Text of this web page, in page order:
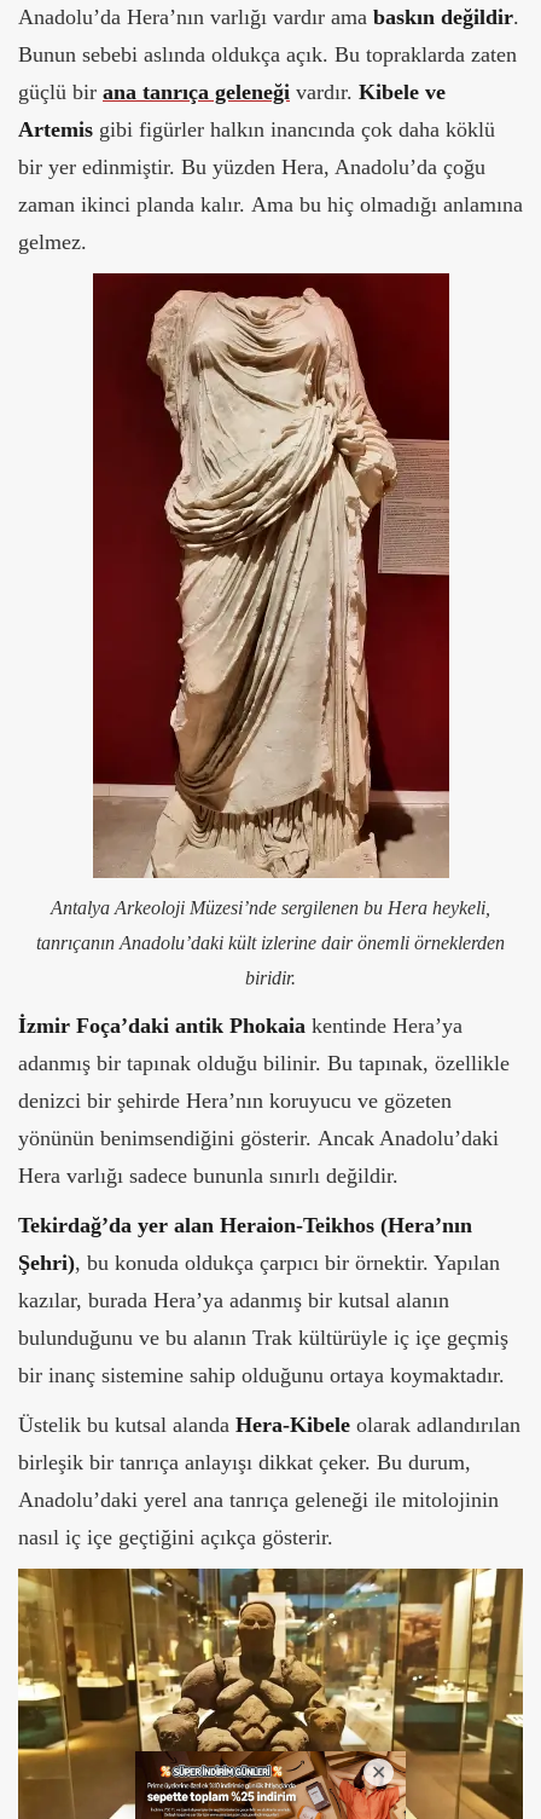
Anadolu’da Hera’nın varlığı vardır ama baskın değildir.
Bunun sebebi aslında oldukça açık. Bu topraklarda zaten
güçlü bir ana tanrıça geleneği vardır. Kibele ve
Artemis gibi figürler halkın inancında çok daha köklü
bir yer edinmiştir. Bu yüzden Hera, Anadolu’da çoğu
zaman ikinci planda kalır. Ama bu hiç olmadığı anlamına
gelmez.
Antalya Arkeoloji Müzesi’nde sergilenen bu Hera heykeli,
tanrıçanın Anadolu’daki kült izlerine dair önemli örneklerden
biridir.
İzmir Foça’daki antik Phokaia kentinde Hera’ya
adanmış bir tapınak olduğu bilinir. Bu tapınak, özellikle
denizci bir şehirde Hera’nın koruyucu ve gözeten
yönünün benimsendiğini gösterir. Ancak Anadolu’daki
Hera varlığı sadece bununla sınırlı değildir.
Tekirdağ’da yer alan Heraion-Teikhos (Hera’nın
Şehri), bu konuda oldukça çarpıcı bir örnektir. Yapılan
kazılar, burada Hera’ya adanmış bir kutsal alanın
bulunduğunu ve bu alanın Trak kültürüyle iç içe geçmiş
bir inanç sistemine sahip olduğunu ortaya koymaktadır.
Üstelik bu kutsal alanda Hera-Kibele olarak adlandırılan
birleşik bir tanrıça anlayışı dikkat çeker. Bu durum,
Anadolu’daki yerel ana tanrıça geleneği ile mitolojinin
nasıl iç içe geçtiğini açıkça gösterir.